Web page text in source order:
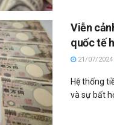
Viễn
quốc tế
21/07/2024
Hệ thống
và sự bất